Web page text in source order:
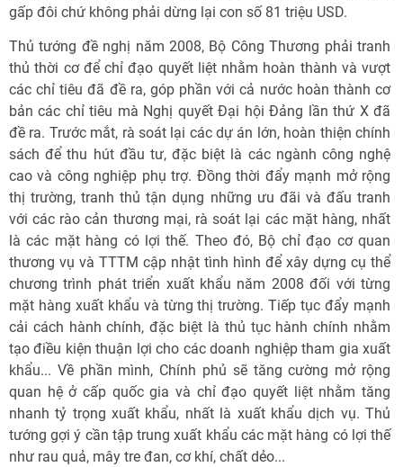
gấp đôi chứ không phải dừng lại con số 81 triệu USD.
Thủ tướng đề nghị năm 2008, Bộ Công Thương phải tranh
thủ thời cơ để chỉ đạo quyết liệt nhằm hoàn thành và vượt
các chỉ tiêu đã đề ra, góp phần với cả nước hoàn thành cơ
bản các chỉ tiêu mà Nghị quyết Đại hội Đảng lần thứ X đã
đề ra. Trước mắt, rà soát lại các dự án lớn, hoàn thiện chính
sách để thu hút đầu tư, đặc biệt là các ngành công nghệ
cao và công nghiệp phụ trợ. Đồng thời đẩy mạnh mở rộng
thị trường, tranh thủ tận dụng những ưu đãi và đấu tranh
với các rào cản thương mại, rà soát lại các mặt hàng, nhất
là các mặt hàng có lợi thế. Theo đó, Bộ chỉ đạo cơ quan
thương vụ và TTTM cập nhật tình hình để xây dựng cụ thể
chương trình phát triển xuất khẩu năm 2008 đối với từng
mặt hàng xuất khẩu và từng thị trường. Tiếp tục đẩy mạnh
cải cách hành chính, đặc biệt là thủ tục hành chính nhằm
tạo điều kiện thuận lợi cho các doanh nghiệp tham gia xuất
khẩu... Về phần mình, Chính phủ sẽ tăng cường mở rộng
quan hệ ở cấp quốc gia và chỉ đạo quyết liệt nhằm tăng
nhanh tỷ trọng xuất khẩu, nhất là xuất khẩu dịch vụ. Thủ
tướng gợi ý cần tập trung xuất khẩu các mặt hàng có lợi thế
như rau quả, mây tre đan, cơ khí, chất dẻo...